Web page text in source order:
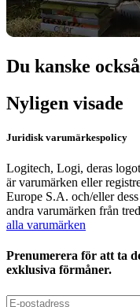
Du kanske
Nyligen visade
Juridisk varumärkespolicy
Logitech, Logi, deras
är varumärken eller
Europe S.A. och/eller
andra varumärken från
alla varumärken
Prenumerera för att ta
exklusiva förmåner.